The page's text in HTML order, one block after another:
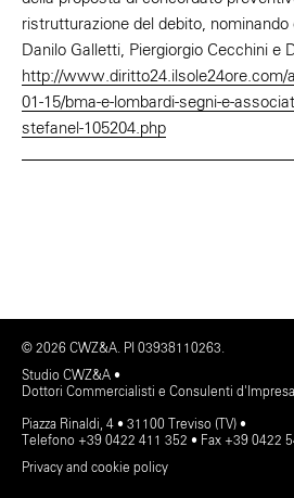
ristrutturazione del debito,
Danilo Galletti, Piergiorgio Cecchini e
http://www.diritto24.ilsole24ore.com/
01-15/bma-e-lombardi-segni-e-
stefanel-105204.php
© 2026 CWZ&A. PI 03938110263.
Studio CWZ&A •
Dottori Commercialisti e Consulenti d'Impresa
Piazza Rinaldi, 4 • 31100 Treviso (TV) •
Telefono +39 0422 411 352 • Fax +39 0422
Privacy and cookie policy